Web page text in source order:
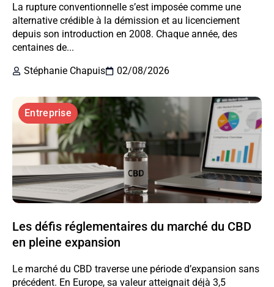
La rupture conventionnelle s’est imposée comme une
alternative crédible à la démission et au licenciement
depuis son introduction en 2008. Chaque année, des
centaines de...
Stéphanie Chapuis
02/08/2026
Entreprise
Les défis réglementaires du marché du CBD
en pleine expansion
Le marché du CBD traverse une période d’expansion sans
précédent. En Europe, sa valeur atteignait déjà 3,5